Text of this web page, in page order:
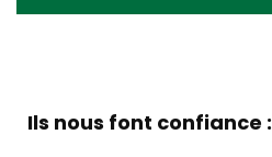
Ils nous font confiance :